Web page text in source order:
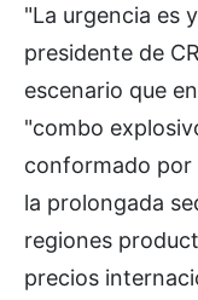
"La urgencia es
presidente de
escenario que
"combo
conformado por
la prolongada
regiones
precios